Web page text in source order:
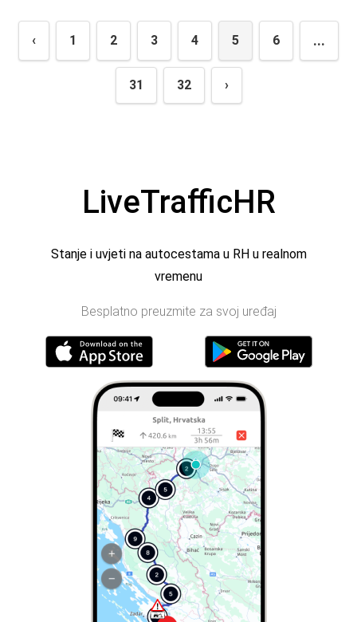
‹ 1 2 3 4 5 6 ...
31 32 ›
LiveTrafficHR
Stanje i uvjeti na autocestama u RH u realnom
vremenu
Besplatno preuzmite za svoj uređaj